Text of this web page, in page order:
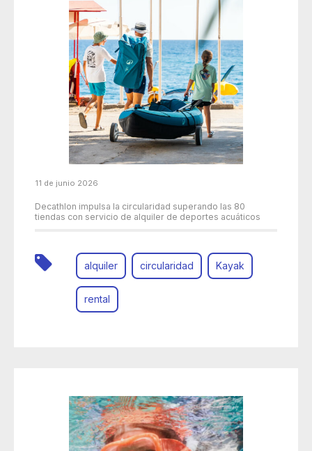
11 de junio 2026
Decathlon impulsa la circularidad superando las 80
tiendas con servicio de alquiler de deportes acuáticos
alquiler circularidad Kayak
rental